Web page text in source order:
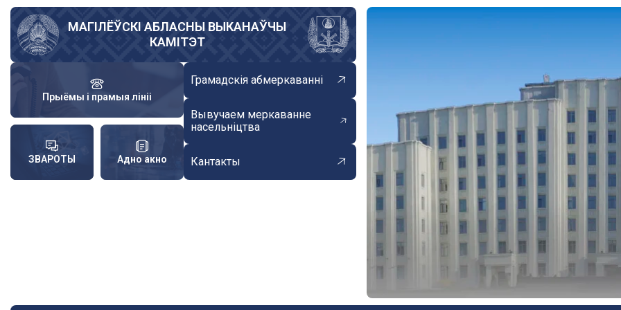
Skip
main
content
МАГІЛЁЎСКІ АБЛАСНЫ ВЫКАНАЎЧЫ
КАМІТЭТ
Прыёмы і прамыя лініі
ЗВАРОТЫ Адно акно
Грамадскія абмеркаванні
Вывучаем меркаванне
насельніцтва
Кантакты